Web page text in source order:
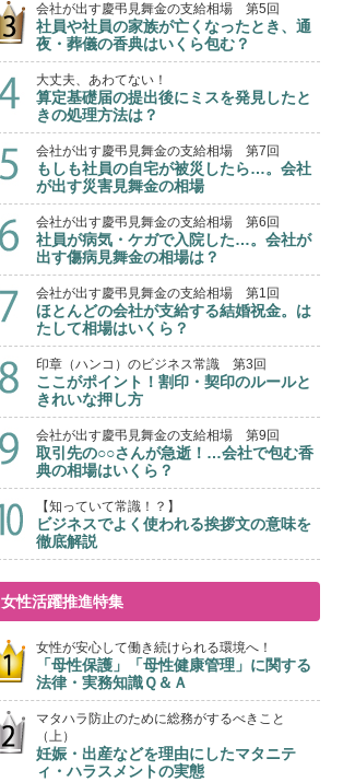
会社が出す慶弔見舞金の支給相場 第5回
社員や社員の家族が亡くなったとき、通
夜・葬儀の香典はいくら包む？
大丈夫、あわてない！
算定基礎届の提出後にミスを発見したと
きの処理方法は？
会社が出す慶弔見舞金の支給相場 第7回
もしも社員の自宅が被災したら…。会社
が出す災害見舞金の相場
会社が出す慶弔見舞金の支給相場 第6回
社員が病気・ケガで入院した…。会社が
出す傷病見舞金の相場は？
会社が出す慶弔見舞金の支給相場 第1回
ほとんどの会社が支給する結婚祝金。は
たして相場はいくら？
印章（ハンコ）のビジネス常識 第3回
ここがポイント！割印・契印のルールと
きれいな押し方
会社が出す慶弔見舞金の支給相場 第9回
取引先の○○さんが急逝！…会社で包む香
典の相場はいくら？
【知っていて常識！？】
ビジネスでよく使われる挨拶文の意味を
徹底解説
女性活躍推進特集
女性が安心して働き続けられる環境へ！
「母性保護」「母性健康管理」に関する
法律・実務知識Ｑ＆Ａ
マタハラ防止のために総務がするべきこと
（上）
妊娠・出産などを理由にしたマタニテ
ィ・ハラスメントの実態